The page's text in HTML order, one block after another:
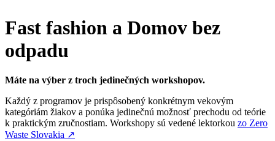
Fast fashion a Domov bez
odpadu
Máte na výber z troch jedinečných workshopov.
Každý z programov je prispôsobený konkrétnym vekovým
kategóriám žiakov a ponúka jedinečnú možnosť prechodu od teórie
k praktickým zručnostiam. Workshopy sú vedené lektorkou zo Zero
Waste Slovakia ↗︎